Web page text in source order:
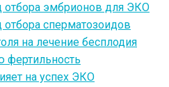
эмбрионов для ЭКО
сперматозоидов
на лечение бесплодия
фертильность
на успех ЭКО